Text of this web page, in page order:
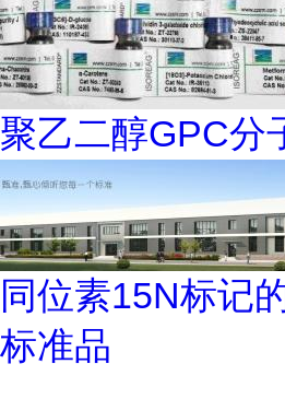
聚乙二醇GPC分
同位素15N标记
标准品